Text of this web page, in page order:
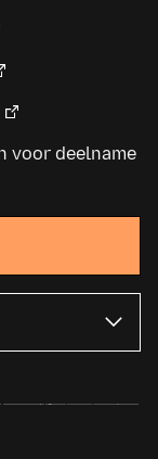
voor deelname